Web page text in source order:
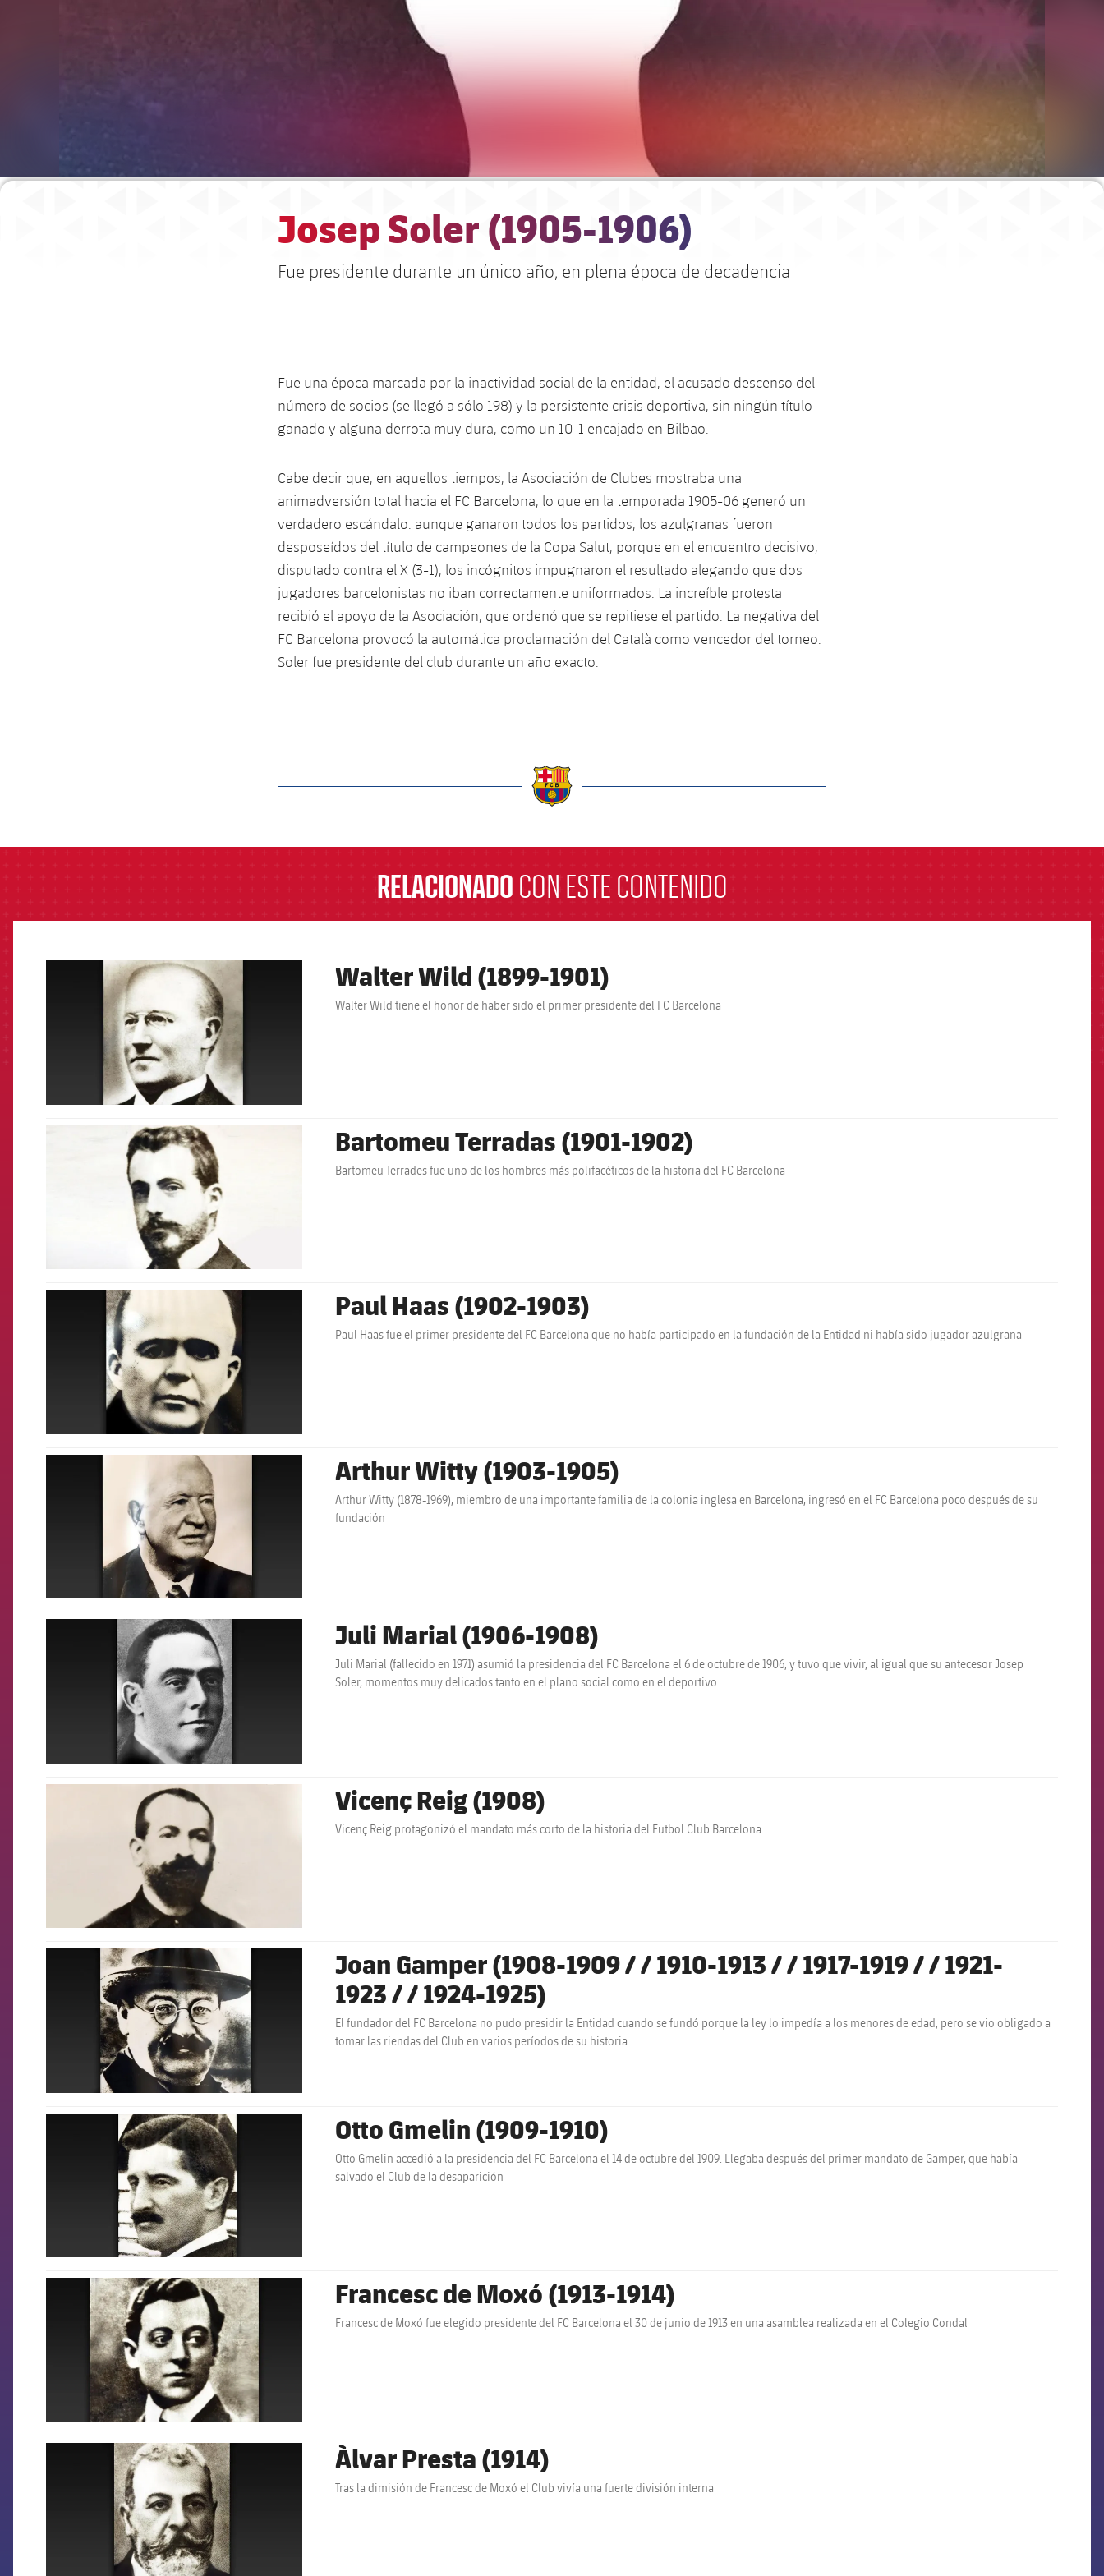
Josep Soler (1905-1906)
Fue presidente durante un único año, en plena época de decadencia
Fue una época marcada por la inactividad social de la entidad, el acusado descenso del
número de socios (se llegó a sólo 198) y la persistente crisis deportiva, sin ningún título
ganado y alguna derrota muy dura, como un 10-1 encajado en Bilbao.
Cabe decir que, en aquellos tiempos, la Asociación de Clubes mostraba una
animadversión total hacia el FC Barcelona, lo que en la temporada 1905-06 generó un
verdadero escándalo: aunque ganaron todos los partidos, los azulgranas fueron
desposeídos del título de campeones de la Copa Salut, porque en el encuentro decisivo,
disputado contra el X (3-1), los incógnitos impugnaron el resultado alegando que dos
jugadores barcelonistas no iban correctamente uniformados. La increíble protesta
recibió el apoyo de la Asociación, que ordenó que se repitiese el partido. La negativa del
FC Barcelona provocó la automática proclamación del Català como vencedor del torneo.
Soler fue presidente del club durante un año exacto.
RELACIONADO CON ESTE CONTENIDO
FCB Barcelona badge Walter Wild (1899-1901)
Walter Wild tiene el honor de haber sido el primer presidente del FC Barcelona
FCB Barcelona badge Bartomeu Terradas (1901-1902)
Bartomeu Terrades fue uno de los hombres más polifacéticos de la historia del FC Barcelona
FCB Barcelona badge Paul Haas (1902-1903)
Paul Haas fue el primer presidente del FC Barcelona que no había participado en la fundación de la Entidad ni había sido jugador azulgrana
Arthur Witty (1903-1905)
Arthur Witty (1878-1969), miembro de una importante familia de la colonia inglesa en Barcelona, ingresó en el FC Barcelona poco después de su
fundación
FCB Barcelona badge Juli Marial (1906-1908)
Juli Marial (fallecido en 1971) asumió la presidencia del FC Barcelona el 6 de octubre de 1906, y tuvo que vivir, al igual que su antecesor Josep
Soler, momentos muy delicados tanto en el plano social como en el deportivo
FCB Barcelona badge Vicenç Reig (1908)
Vicenç Reig protagonizó el mandato más corto de la historia del Futbol Club Barcelona
FCB Barcelona badge
Joan Gamper (1908-1909 / / 1910-1913 / / 1917-1919 / / 1921-
1923 / / 1924-1925)
El fundador del FC Barcelona no pudo presidir la Entidad cuando se fundó porque la ley lo impedía a los menores de edad, pero se vio obligado a
tomar las riendas del Club en varios períodos de su historia
FCB Barcelona badge Otto Gmelin (1909-1910)
Otto Gmelin accedió a la presidencia del FC Barcelona el 14 de octubre del 1909. Llegaba después del primer mandato de Gamper, que había
salvado el Club de la desaparición
FCB Barcelona badge Francesc de Moxó (1913-1914)
Francesc de Moxó fue elegido presidente del FC Barcelona el 30 de junio de 1913 en una asamblea realizada en el Colegio Condal
FCB Barcelona badge Àlvar Presta (1914)
Tras la dimisión de Francesc de Moxó el Club vivía una fuerte división interna